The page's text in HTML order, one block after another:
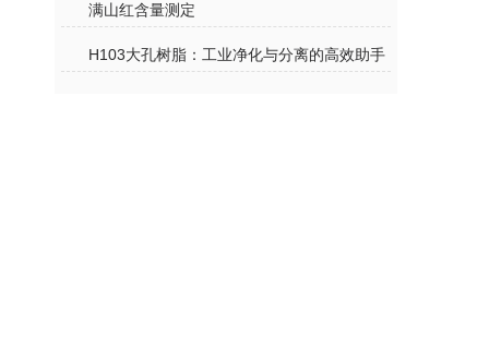
满山红含量测定
H103大孔树脂：工业净化与分离的高效助手